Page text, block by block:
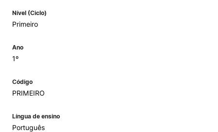
Nível (Ciclo)
Primeiro
Ano
1º
Código
PRIMEIRO
Língua de ensino
Português